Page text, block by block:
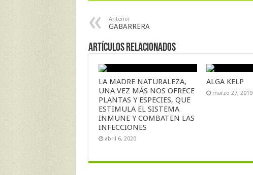
Anterior
GABARRERA
Artículos Relacionados
LA MADRE NATURALEZA,
UNA VEZ MÁS NOS OFRECE
PLANTAS Y ESPECIES, QUE
ESTIMULA EL SISTEMA
INMUNE Y COMBATEN LAS
INFECCIONES
abril 6, 2020
ALGA KELP
marzo 27, 2019